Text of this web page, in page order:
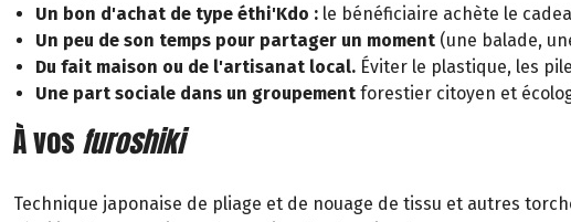
Un bon d'achat de type éthi'Kdo : le bénéficiaire achète le
Un peu de son temps pour partager un moment (une balade,
Du fait maison ou de l'artisanat local. Éviter le plastique, les
Une part sociale dans un groupement forestier citoyen et
À vos furoshiki
Technique japonaise de pliage et de nouage de tissu et autres